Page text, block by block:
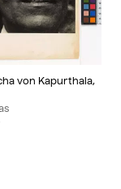
von Kapurthala,
my album